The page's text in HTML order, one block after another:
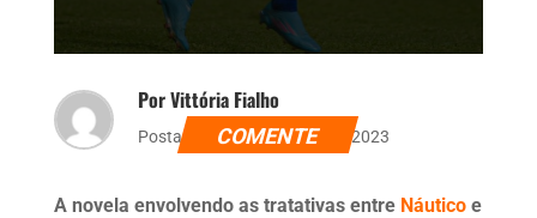
Por Vittória Fialho
Postado dia 20 de janeiro de 2023
COMENTE
A novela envolvendo as tratativas entre Náuticoe